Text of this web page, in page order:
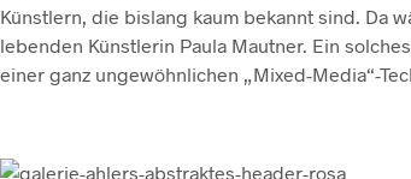
Künstlern, die bislang kaum bekannt sind. Da
lebenden Künstlerin Paula Mautner. Ein
einer ganz ungewöhnlichen „Mixed-Media“-